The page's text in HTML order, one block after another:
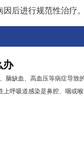
后进行规范性治疗。
办
脑缺血、高血压等病症导致
上呼吸道感染是鼻腔、咽或